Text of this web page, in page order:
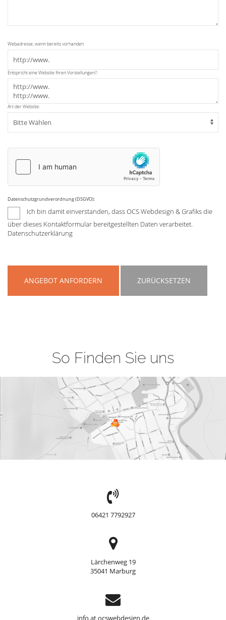
Webadresse, wenn bereits vorhanden
Entspricht eine Website Ihren Vorstellungen?:
Art der Website:
Datenschutzgrundverordnung (DSGVO):
Ich bin damit einverstanden, dass OCS Webdesign & Grafiks die
über dieses Kontaktformular bereitgestellten Daten verarbeitet.
Datenschutzerklärung
ANGEBOT ANFORDERN ZURÜCKSETZEN
So Finden Sie uns
TEL:
06421 7792927
Adresse
Lärchenweg 19
35041 Marburg
Support
info at ocswebdesign.de